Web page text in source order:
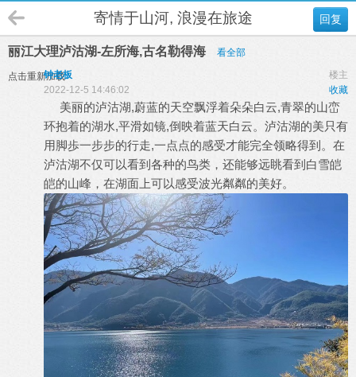
回复
寄情于山河, 浪漫在旅途
丽江大理泸沽湖-左所海,古名勒得海 看全部
点击重新加载 楼主
钟老板
收藏
2022-12-5 14:46:02
美丽的泸沽湖,蔚蓝的天空飘浮着朵朵白云,青翠的山峦
环抱着的湖水,平滑如镜,倒映着蓝天白云。泸沽湖的美只有
用脚歩一步步的行走,一点点的感受才能完全领略得到。在
泸沽湖不仅可以看到各种的鸟类，还能够远眺看到白雪皑
皑的山峰，在湖面上可以感受波光粼粼的美好。